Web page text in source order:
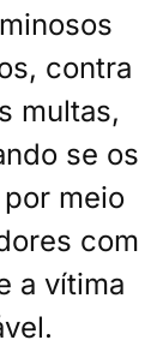
contra
multas,
se os
meio
com
a vítima